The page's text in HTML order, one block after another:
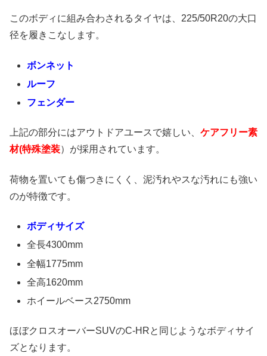
このボディに組み合わされるタイヤは、225/50R20の大口
径を履きこなします。
ボンネット
ルーフ
フェンダー
上記の部分にはアウトドアユースで嬉しい、 ケアフリー素
材(特殊塗装）が採用されています。
荷物を置いても傷つきにくく、泥汚れやスな汚れにも強い
のが特徴です。
ボディサイズ
全長4300mm
全幅1775mm
全高1620mm
ホイールベース2750mm
ほぼクロスオーバーSUVのC-HRと同じようなボディサイ
ズとなります。